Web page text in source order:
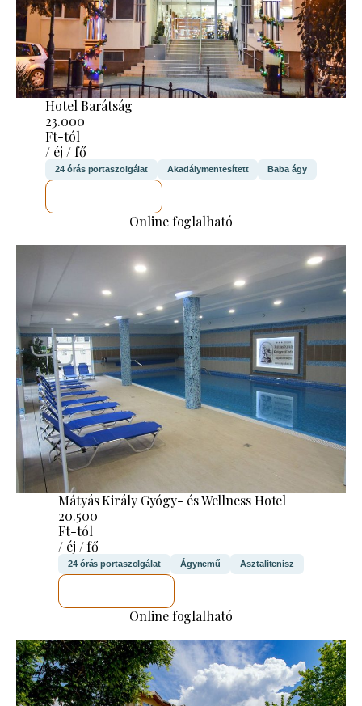
Hotel Barátság
23.000
Ft-tól
/ éj / fő
24 órás portaszolgálat Akadálymentesített Baba ágy
Online foglalható
Mátyás Király Gyógy- és Wellness Hotel
20.500
Ft-tól
/ éj / fő
24 órás portaszolgálat Ágynemű Asztalitenisz
Online foglalható